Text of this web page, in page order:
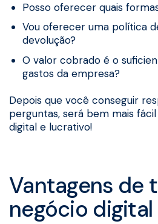
Posso oferecer quais
Vou oferecer uma política
devolução?
O valor cobrado é o
gastos da empresa?
Depois que você conseguir
perguntas, será bem mais
digital e lucrativo!
Vantagens de
negócio digital